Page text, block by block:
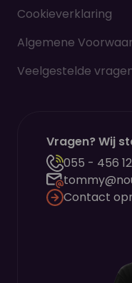
Cookieverklaring
Algemene
Veelgestelde
Vragen? Wij
055 - 456
Contact